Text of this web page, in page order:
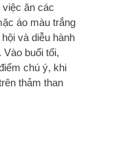
ăn các
áo màu trắng
và diễu hành
buổi tối,
chú ý, khi
thảm than